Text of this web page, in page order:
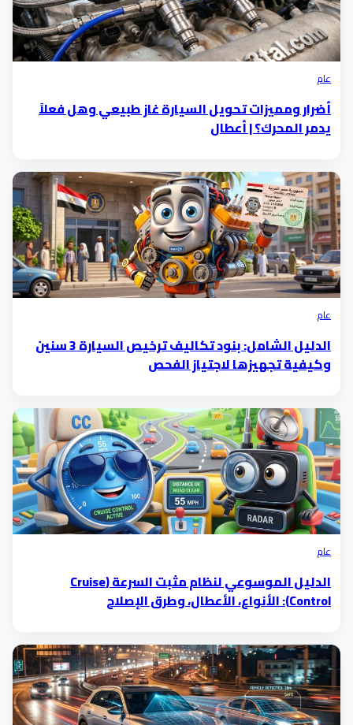
عام
أضرار ومميزات تحويل السيارة غاز طبيعي وهل فعلاً
يدمر المحرك؟ | أعطال
عام
الدليل الشامل: بنود تكاليف ترخيص السيارة 3 سنين
وكيفية تجهيزها لاجتياز الفحص
عام
الدليل الموسوعي لنظام مثبت السرعة (Cruise
Control): الأنواع، الأعطال، وطرق الإصلاح